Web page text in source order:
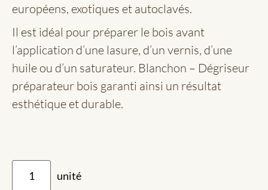
européens, exotiques et autoclavés.
Il est idéal pour préparer le bois avant
l’application d’une lasure, d’un vernis, d’une
huile ou d’un saturateur. Blanchon – Dégriseur
préparateur bois garanti ainsi un résultat
esthétique et durable.